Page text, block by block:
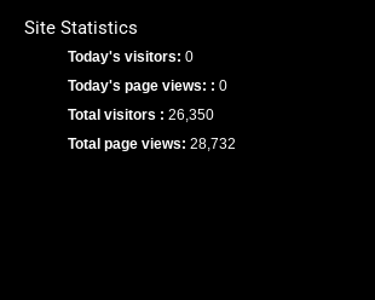
Site Statistics
Today's visitors: 0
Today's page views: : 0
Total visitors : 26,350
Total page views: 28,732